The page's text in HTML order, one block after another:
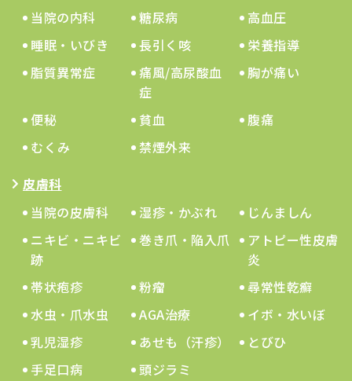
当院の内科
糖尿病
高血圧
睡眠・いびき
長引く咳
栄養指導
脂質異常症
痛風/高尿酸血
症
胸が痛い
便秘 貧血
腹痛
むくみ
禁煙外来
皮膚科
当院の皮膚科
湿疹・かぶれ
じんましん
ニキビ・ニキビ
跡
巻き爪・陥入爪
アトピー性皮膚
炎
帯状疱疹
粉瘤
尋常性乾癬
水虫・爪水虫
AGA治療
イボ・水いぼ
乳児湿疹
あせも（汗疹）
とびひ
手足口病
頭ジラミ